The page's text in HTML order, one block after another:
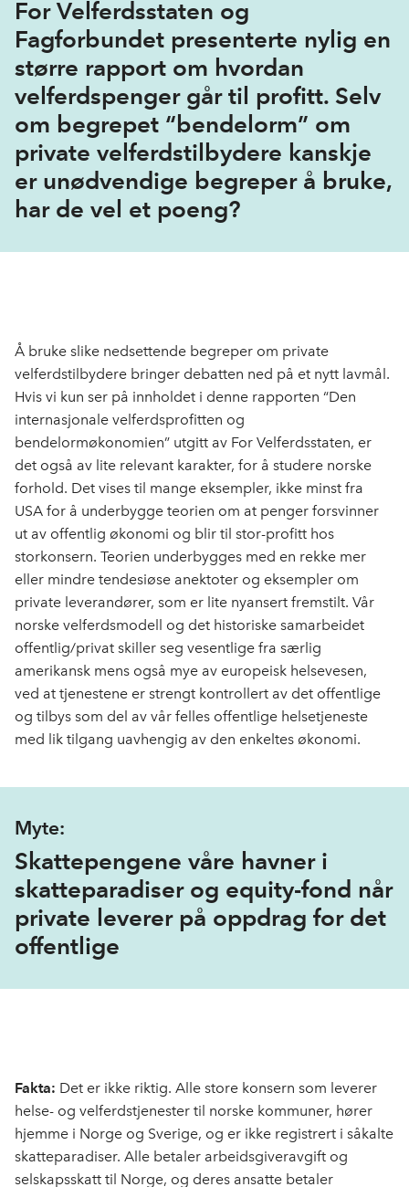
For Velferdsstaten og
Fagforbundet presenterte nylig en
større rapport om hvordan
velferdspenger går til profitt. Selv
om begrepet “bendelorm” om
private velferdstilbydere kanskje
er unødvendige begreper å bruke,
har de vel et poeng?
Å bruke slike nedsettende begreper om private
velferdstilbydere bringer debatten ned på et nytt lavmål.
Hvis vi kun ser på innholdet i denne rapporten “Den
internasjonale velferdsprofitten og
bendelormøkonomien” utgitt av For Velferdsstaten, er
det også av lite relevant karakter, for å studere norske
forhold. Det vises til mange eksempler, ikke minst fra
USA for å underbygge teorien om at penger forsvinner
ut av offentlig økonomi og blir til stor-profitt hos
storkonsern. Teorien underbygges med en rekke mer
eller mindre tendesiøse anektoter og eksempler om
private leverandører, som er lite nyansert fremstilt. Vår
norske velferdsmodell og det historiske samarbeidet
offentlig/privat skiller seg vesentlige fra særlig
amerikansk mens også mye av europeisk helsevesen,
ved at tjenestene er strengt kontrollert av det offentlige
og tilbys som del av vår felles offentlige helsetjeneste
med lik tilgang uavhengig av den enkeltes økonomi.
Myte:
Skattepengene våre havner i
skatteparadiser og equity-fond når
private leverer på oppdrag for det
offentlige
Fakta: Det er ikke riktig. Alle store konsern som leverer
helse- og velferdstjenester til norske kommuner, hører
hjemme i Norge og Sverige, og er ikke registrert i såkalte
skatteparadiser. Alle betaler arbeidsgiveravgift og
selskapsskatt til Norge, og deres ansatte betaler